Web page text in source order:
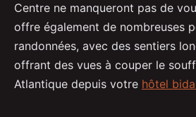
Centre ne manqueront pas de
offre également de nombreuses
randonnées, avec des sentiers
offrant des vues à couper le
Atlantique depuis votre hôtel